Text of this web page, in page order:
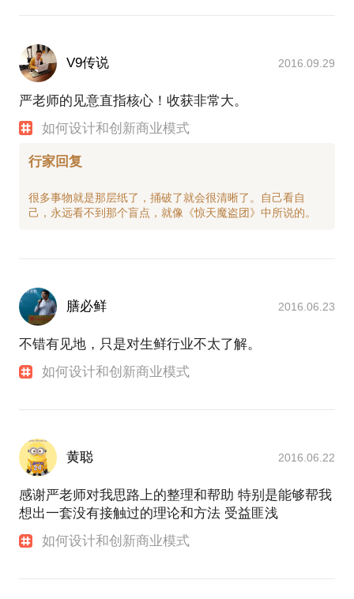
V9传说 2016.09.29
严老师的见意直指核心！收获非常大。
如何设计和创新商业模式
行家回复
很多事物就是那层纸了，捅破了就会很清晰了。自己看自
膳必鲜 2016.06.23
不错有见地，只是对生鲜行业不太了解。
如何设计和创新商业模式
黄聪 2016.06.22
感谢严老师对我思路上的整理和帮助 特别是能够帮我
想出一套没有接触过的理论和方法 受益匪浅
如何设计和创新商业模式